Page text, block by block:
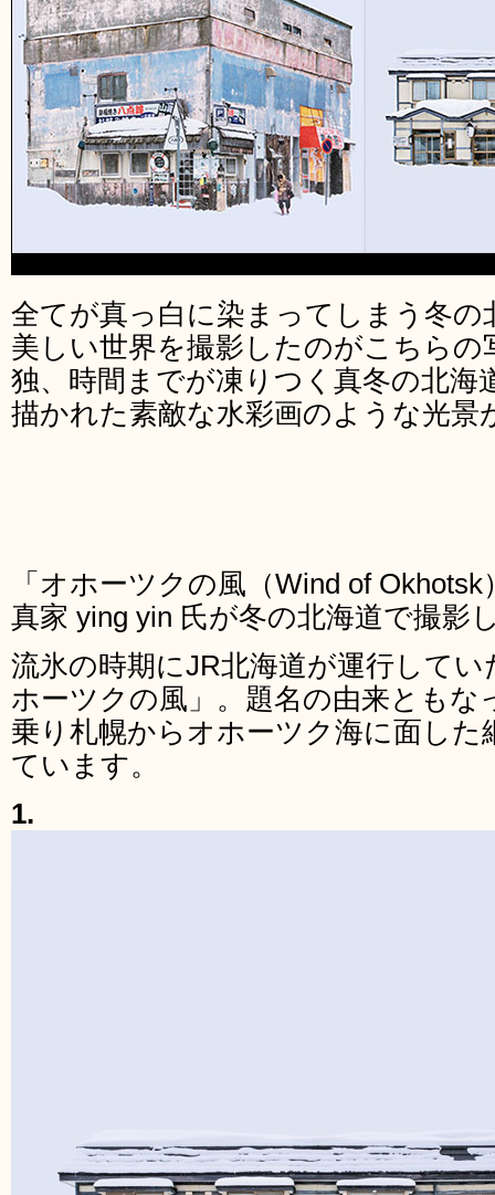
全てが真っ白に染まってしまう冬の
美しい世界を撮影したのがこちらの
独、時間までが凍りつく真冬の北海
描かれた素敵な水彩画のような光景
「オホーツクの風（Wind of
真家 ying yin 氏が冬の北海道で撮影
流氷の時期にJR北海道が運行して
ホーツクの風」。題名の由来ともな
乗り札幌からオホーツク海に面した
ています。
1.